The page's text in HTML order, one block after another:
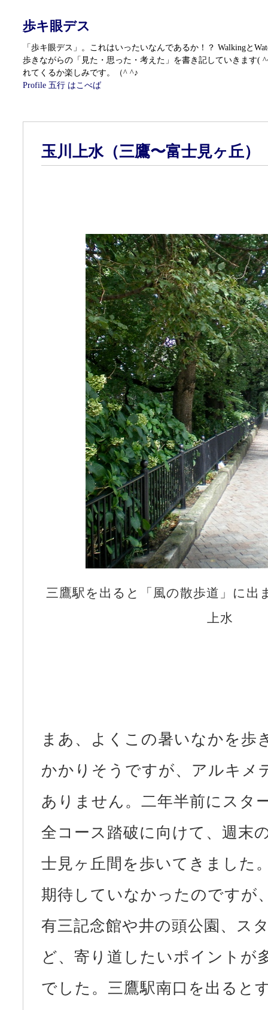
歩キ眼デス
「歩キ眼デス」。これはいったいなんであるか！？ Walkingと
歩きながらの「見た・思った・考えた」を書き記していきます(
れてくるか楽しみです。（^ ^♪
Profile 五行 はこべば
玉川上水（三鷹〜富士見ヶ丘）
三鷹駅を出ると「風の散歩道」に出
上水
まあ、よくこの暑いなかを歩
かかりそうですが、アルキメ
ありません。二年半前にスタ
全コース踏破に向けて、週末
士見ヶ丘間を歩いてきました
期待していなかったのですが
有三記念館や井の頭公園、ス
ど、寄り道したいポイントが
でした。三鷹駅南口を出ると